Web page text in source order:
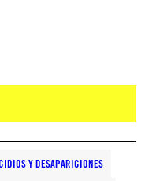
Y DESAPARICIONES